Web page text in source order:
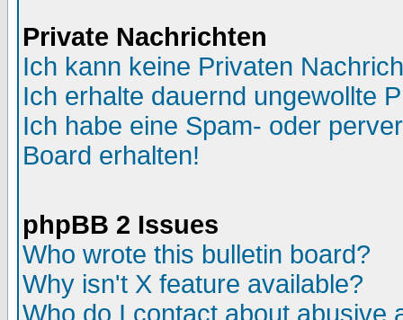
Private Nachrichten
Ich kann keine Privaten
Ich erhalte dauernd ungewollte
Ich habe eine Spam- oder
Board erhalten!
phpBB 2 Issues
Who wrote this bulletin board?
Why isn't X feature available?
Who do I contact about abusive